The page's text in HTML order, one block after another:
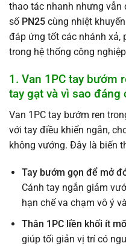
thao tác nhanh nhưng vẫn
số PN25 cùng nhiệt
đáp ứng tốt các nhánh xả,
trong hệ thống công
1. Van 1PC tay bướm
tay gạt và vì sao đáng
Van 1PC tay bướm ren
với tay điều khiển ngắn,
không vướng. Đây là biến
Tay bướm gọn để mở
Cánh tay ngắn giảm
hạn chế va chạm vô ý
Thân 1PC liền khối ít
giúp tối giản vị trí có